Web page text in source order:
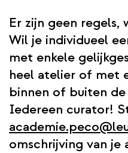
Er zijn geen regels,
Wil je individueel
met enkele
heel atelier of met
binnen of buiten
Iedereen curator!
omschrijving van